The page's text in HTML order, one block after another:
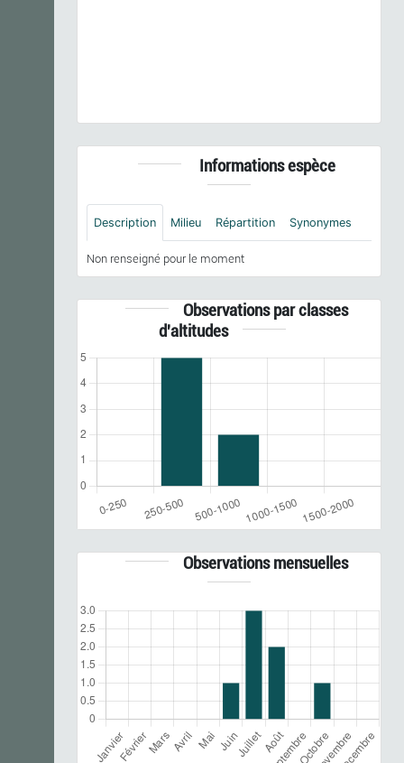
Informations espèce
Description Milieu Répartition Synonymes
Non renseigné pour le moment
Observations par classes
d'altitudes
Observations mensuelles